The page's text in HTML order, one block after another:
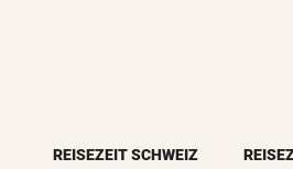
REISEZEIT SCHWEIZ